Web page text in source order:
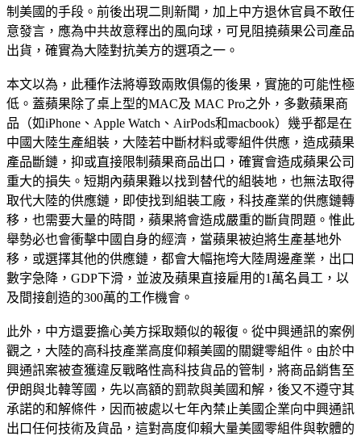
制美國的手段。前後出現二則新聞，加上中方退休官員不敢任
意發言，應為中共故意釋出的風向球，可見阻撓蘋果公司產品
出貨，確實為大陸對抗美方的選項之一。
本文以為，此種作法將導致兩敗俱傷的後果，實施的可能性極
低。蓋蘋果除了桌上型的MAC及 MAC Pro之外，多數蘋果商
品（如iPhone、Apple Watch、AirPods和macbook）幾乎都是在
中國大陸生產組裝，大陸若中斷材料或零組件供應，造成蘋果
產品斷鏈，抑或直接限制蘋果商品出口，確實會造成蘋果公司
重大的損失。短期內蘋果難以找到替代的組裝地，也無法取得
取代大陸的供應鏈，即使找到組裝工廠，科技產業的供應鏈轉
移，也需要大量的時間，蘋果將會造成嚴重的斷貨問題。惟此
舉勢必也會衝擊中國自身的經濟，當蘋果被迫將生產基地外
移，或選擇其他的供應鏈，都會大幅拖垮大陸周邊產業，出口
數字急降，GDP下滑，並波及蘋果直接雇用的1萬名員工，以
及間接創造的300萬的工作機會。
此外，中方還要擔心美方採取類似的報復。從中興通訊的案例
觀之，大陸的高科技產業高度仰賴美國的關鍵零組件。由於中
興通訊案被查獲違反戰略性高科技貨品的管制，將商品銷售至
伊朗與北韓等國，先以高額的罰款與美國和解，後又不遵守其
承諾的和解條件，因而被處以七年內禁止美國企業向中興通訊
出口任何技術及貨品，這對高度仰賴大量美國零組件與軟體的